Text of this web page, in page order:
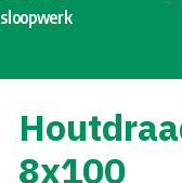
sloopwerk
8x100